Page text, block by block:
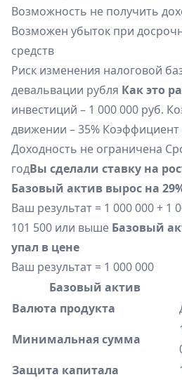
Возможность не получить
Возможен убыток при
средств
Риск изменения налоговой
девальвации рубля Как это
инвестиций – 1 000 000 руб.
движении – 35%
Доходность не ограничена
годВы сделали ставку на
Базовый актив вырос на
Ваш результат = 1 000 000 + 1
101 500 или выше Базовый
упал в цене
Ваш результат = 1 000 000
Базовый актив
Валюта продукта
Минимальная сумма
Защита капитала